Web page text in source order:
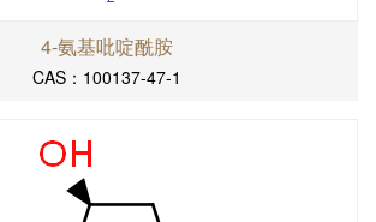
4-氨基吡啶酰胺
CAS：100137-47-1